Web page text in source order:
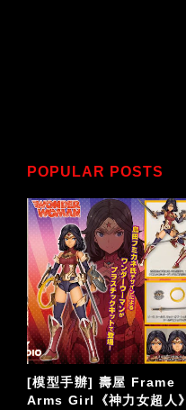
POPULAR POSTS
[日系玩具] Action Toys
「ACTION合金」系列